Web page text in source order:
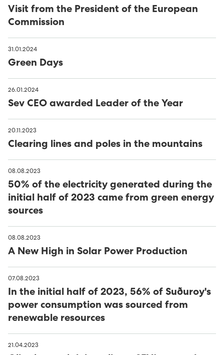
Visit from the President of the European
Commission
31.01.2024
Green Days
26.01.2024
Sev CEO awarded Leader of the Year
20.11.2023
Clearing lines and poles in the mountains
08.08.2023
50% of the electricity generated during the
initial half of 2023 came from green energy
sources
08.08.2023
A New High in Solar Power Production
07.08.2023
In the initial half of 2023, 56% of Suðuroy's
power consumption was sourced from
renewable resources
21.04.2023